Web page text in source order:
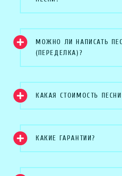
МОЖНО ЛИ НАПИСАТЬ
(ПЕРЕДЕЛКА)?
КАКАЯ СТОИМОСТЬ
КАКИЕ ГАРАНТИИ?